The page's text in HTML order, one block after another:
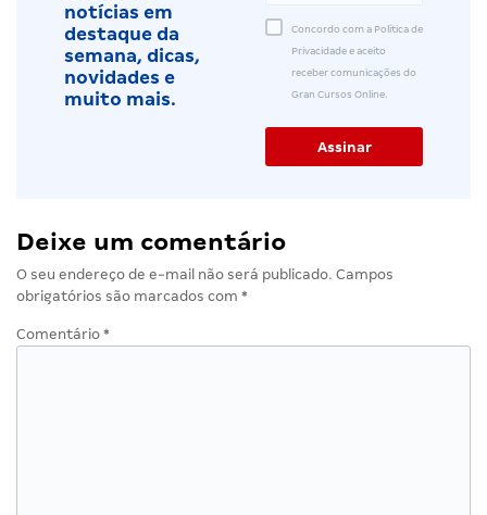
notícias em
destaque da
semana, dicas,
novidades e
muito mais.
Concordo com a Política de
Privacidade e aceito
receber comunicações do
Gran Cursos Online.
Deixe um comentário
O seu endereço de e-mail não será publicado. Campos
obrigatórios são marcados com *
Comentário *